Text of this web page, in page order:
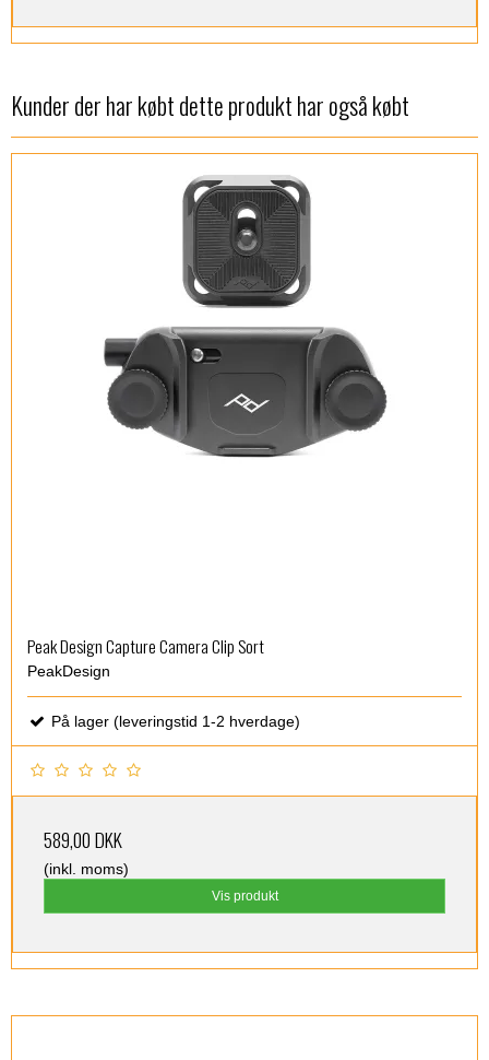
Kunder der har købt dette produkt har også købt
Peak Design Capture Camera Clip Sort
PeakDesign
På lager (leveringstid 1-2 hverdage)
589,00 DKK
(inkl. moms)
Vis produkt